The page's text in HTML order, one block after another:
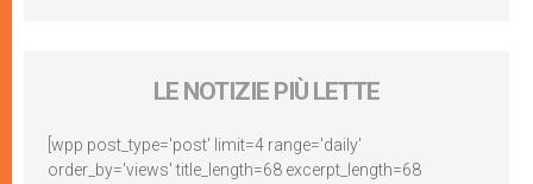
LE NOTIZIE PIÙ LETTE
[wpp post_type='post' limit=4 range='daily'
order_by='views' title_length=68 excerpt_length=68